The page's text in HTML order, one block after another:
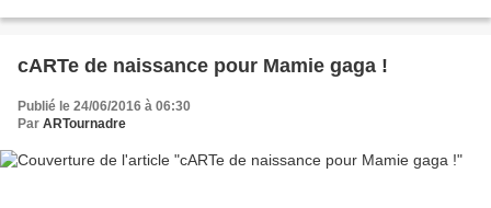
cARTe de naissance pour Mamie gaga !
Publié le 24/06/2016 à 06:30
Par ARTournadre